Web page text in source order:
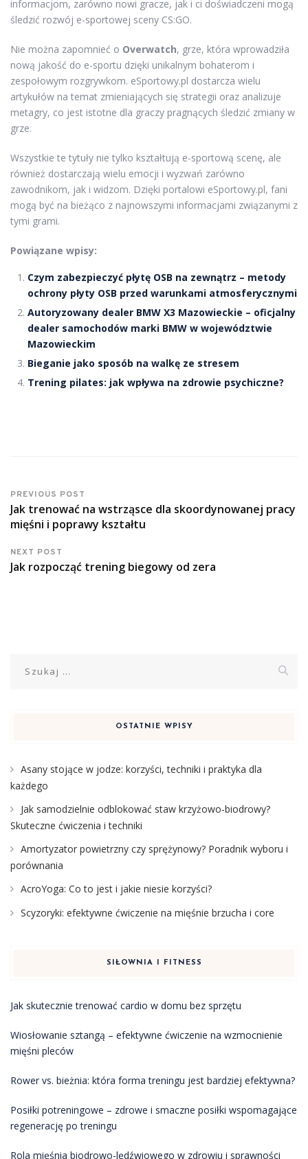
informacjom, zarówno nowi gracze, jak i ci doświadczeni mogą
śledzić rozwój e-sportowej sceny CS:GO.
Nie można zapomnieć o Overwatch, grze, która wprowadziła
nową jakość do e-sportu dzięki unikalnym bohaterom i
zespołowym rozgrywkom. eSportowy.pl dostarcza wielu
artykułów na temat zmieniających się strategii oraz analizuje
metagry, co jest istotne dla graczy pragnących śledzić zmiany w
grze.
Wszystkie te tytuły nie tylko kształtują e-sportową scenę, ale
również dostarczają wielu emocji i wyzwań zarówno
zawodnikom, jak i widzom. Dzięki portalowi eSportowy.pl, fani
mogą być na bieżąco z najnowszymi informacjami związanymi z
tymi grami.
Powiązane wpisy:
Czym zabezpieczyć płytę OSB na zewnątrz – metody
ochrony płyty OSB przed warunkami atmosferycznymi
Autoryzowany dealer BMW X3 Mazowieckie – oficjalny
dealer samochodów marki BMW w województwie
Mazowieckim
Bieganie jako sposób na walkę ze stresem
Trening pilates: jak wpływa na zdrowie psychiczne?
PREVIOUS POST
Jak trenować na wstrząsce dla skoordynowanej pracy
mięśni i poprawy kształtu
NEXT POST
Jak rozpocząć trening biegowy od zera
OSTATNIE WPISY
Asany stojące w jodze: korzyści, techniki i praktyka dla
każdego
Jak samodzielnie odblokować staw krzyżowo-biodrowy?
Skuteczne ćwiczenia i techniki
Amortyzator powietrzny czy sprężynowy? Poradnik wyboru i
porównania
AcroYoga: Co to jest i jakie niesie korzyści?
Scyzoryki: efektywne ćwiczenie na mięśnie brzucha i core
SIŁOWNIA I FITNESS
Jak skutecznie trenować cardio w domu bez sprzętu
Wiosłowanie sztangą – efektywne ćwiczenie na wzmocnienie
mięśni pleców
Rower vs. bieżnia: która forma treningu jest bardziej efektywna?
Posiłki potreningowe – zdrowe i smaczne posiłki wspomagające
regenerację po treningu
Rola mięśnia biodrowo-lędźwiowego w zdrowiu i sprawności